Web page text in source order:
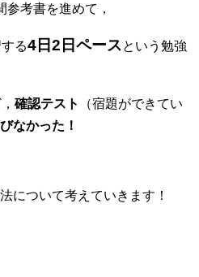
考書を進めて，
る4日2日ペース という勉強
確認テスト
（宿題ができてい
なかった！
について考えていきます！